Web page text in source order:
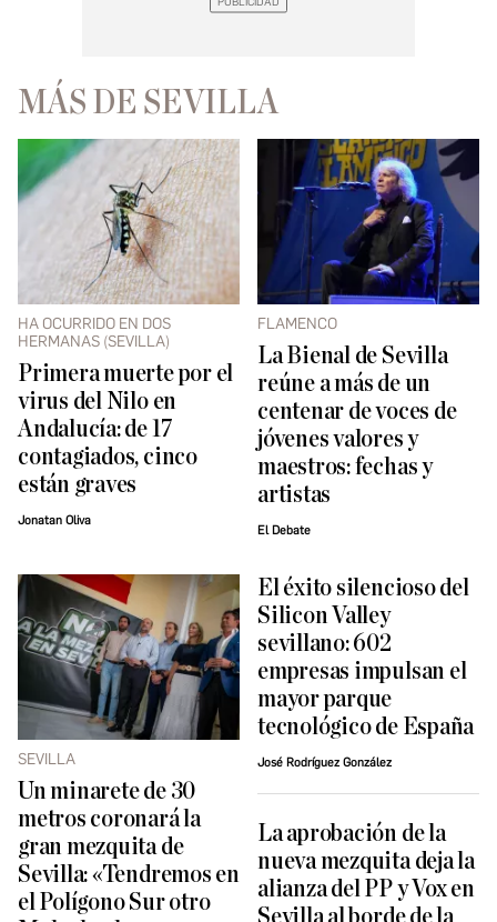
MÁS DE SEVILLA
HA OCURRIDO EN DOS
HERMANAS (SEVILLA)
Primera muerte por el
virus del Nilo en
Andalucía: de 17
contagiados, cinco
están graves
Jonatan Oliva
FLAMENCO
La Bienal de Sevilla
reúne a más de un
centenar de voces de
jóvenes valores y
maestros: fechas y
artistas
El Debate
SEVILLA
Un minarete de 30
metros coronará la
gran mezquita de
Sevilla: «Tendremos en
el Polígono Sur otro
El éxito silencioso del
Silicon Valley
sevillano: 602
empresas impulsan el
mayor parque
tecnológico de España
José Rodríguez González
La aprobación de la
nueva mezquita deja la
alianza del PP y Vox en